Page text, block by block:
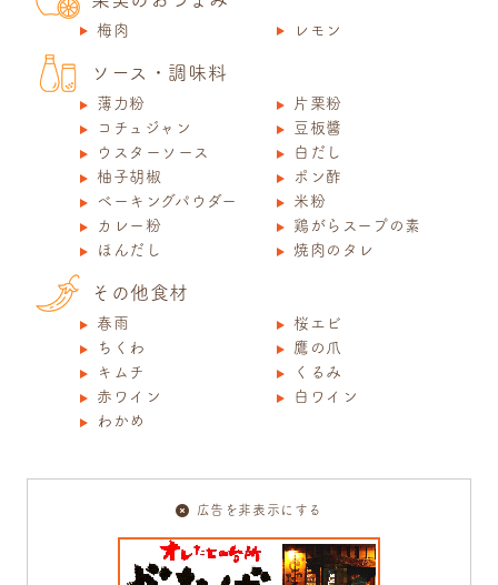
プレミアム会員登録
梅肉 レモン
ソース・調味料
薄力粉
片栗粉
コチュジャン
豆板醬
ウスターソース
白だし
柚子胡椒
ポン酢
ベーキングパウダー
米粉
カレー粉
鶏がらスープの素
ほんだし
焼肉のタレ
その他食材
春雨
桜エビ
ちくわ
鷹の爪
キムチ
くるみ
赤ワイン
白ワイン
わかめ
広告を非表示にする
プレミアム会員登録
プレミアム会員登録